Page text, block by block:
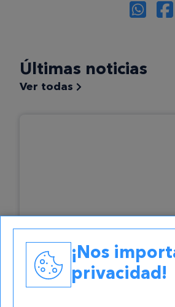
Últimas noticias
Ver todas
02/10/2023
Aplicaciones para crear
tu puerta de entrada al
desarrollo
¡Nos
privacidad!